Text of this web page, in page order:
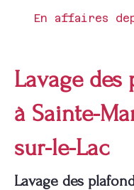
En affaires
Lavage des
à Sainte-
sur-le-Lac
Lavage des